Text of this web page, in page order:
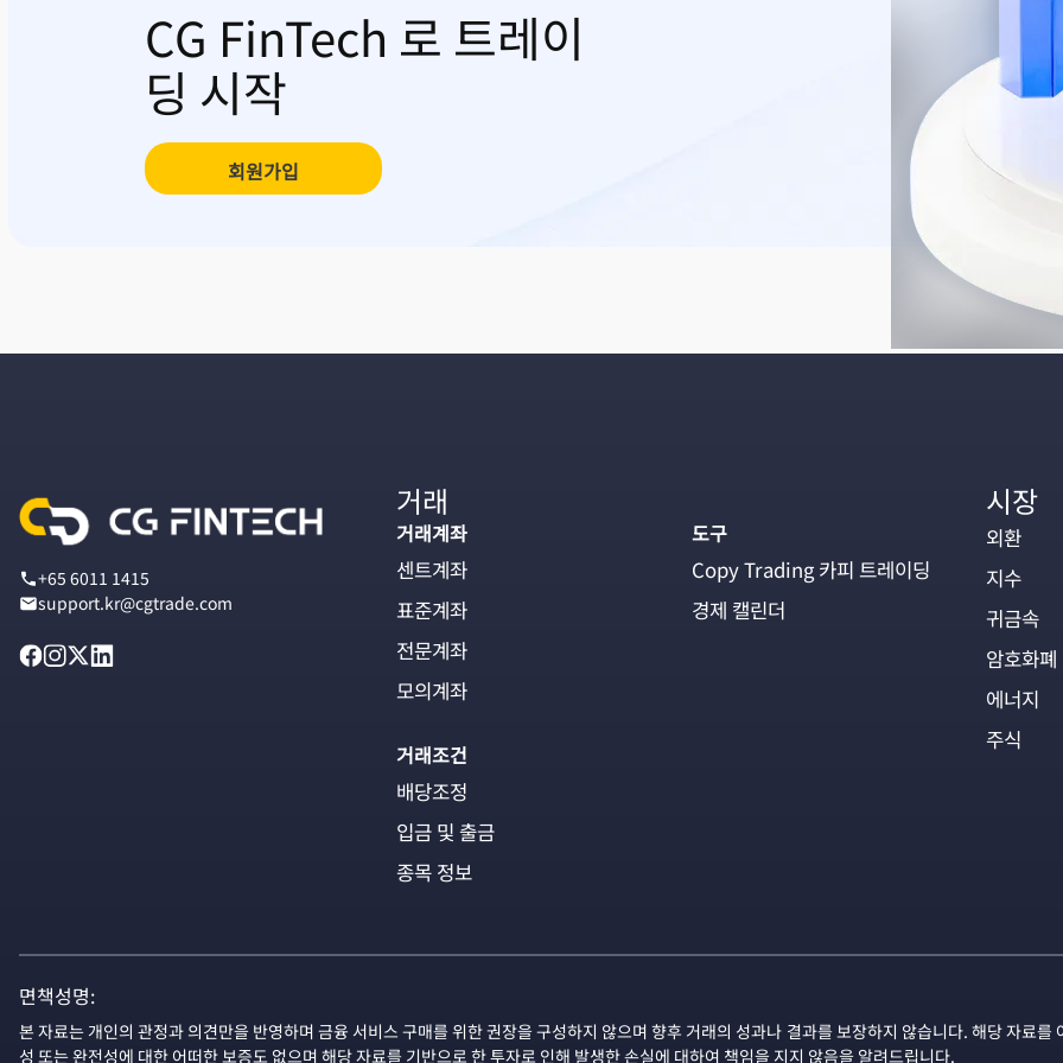
CG FinTech 로 트레이
딩 시작
회원가입
+65 6011 1415
support.kr@cgtrade.com
거래
거래계좌
센트계좌
표준계좌
전문계좌
모의계좌
거래조건
배당조정
입금 및 출금
종목 정보
도구
Copy Trading 카피 트레이딩
경제 캘린더
시장
외환
지수
귀금속
암호화폐
에너지
주식
면책성명:
본 자료는 개인의 관정과 의견만을 반영하며 금융 서비스 구매를 위한 권장을 구성하지 않으며 향후 거래의 성과나 결과를 보장하지 않습니다. 해당 자료
성 또는 완전성에 대한 어떠한 보증도 없으며 해당 자료를 기반으로 한 투자로 인해 발생한 손실에 대하여 책임을 지지 않음을 알려드립니다.